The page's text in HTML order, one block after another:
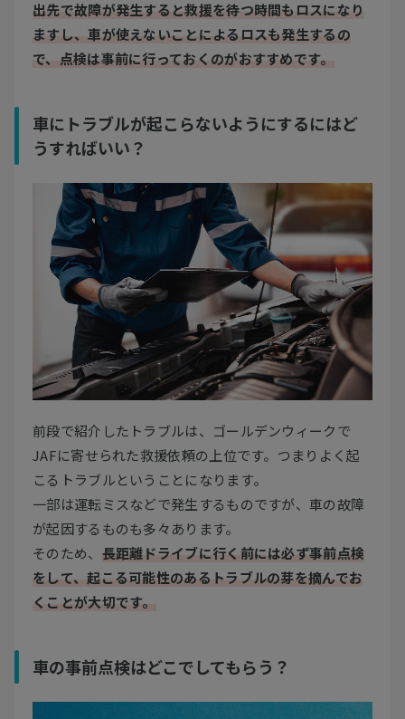
出先で故障が発生すると救援を待つ時間もロスになり
ますし、車が使えないことによるロスも発生するの
で、点検は事前に行っておくのがおすすめです。
車にトラブルが起こらないようにするにはど
うすればいい？
前段で紹介したトラブルは、ゴールデンウィークで
JAFに寄せられた救援依頼の上位です。つまりよく起
こるトラブルということになります。
一部は運転ミスなどで発生するものですが、車の故障
が起因するものも多々あります。
そのため、 長距離ドライブに行く前には必ず事前点検
をして、起こる可能性のあるトラブルの芽を摘んでお
くことが大切です。
車の事前点検はどこでしてもらう？